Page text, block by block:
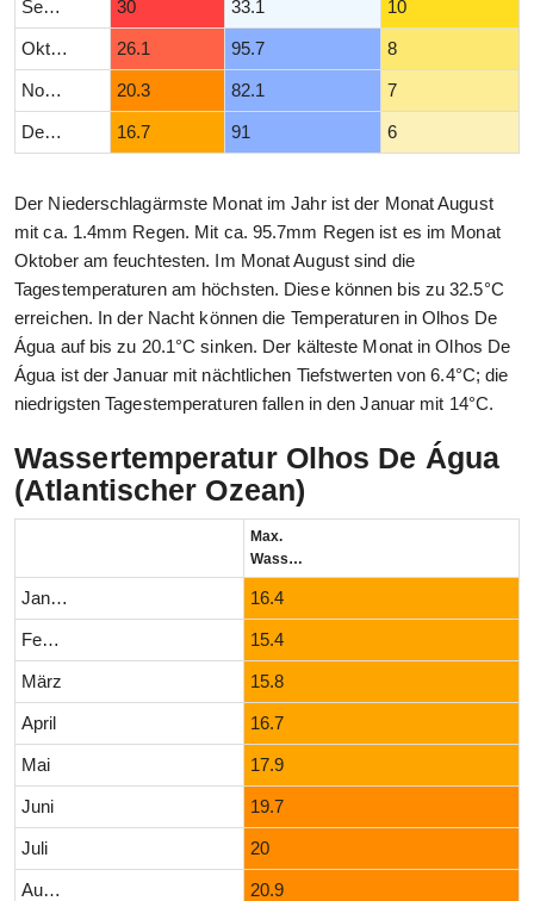
September 30 33.1 10
Oktober 26.1 95.7 8
November 20.3 82.1 7
Dezember 16.7 91 6
Der Niederschlagärmste Monat im Jahr ist der Monat August
mit ca. 1.4mm Regen. Mit ca. 95.7mm Regen ist es im Monat
Oktober am feuchtesten. Im Monat August sind die
Tagestemperaturen am höchsten. Diese können bis zu 32.5°C
erreichen. In der Nacht können die Temperaturen in Olhos De
Água auf bis zu 20.1°C sinken. Der kälteste Monat in Olhos De
Água ist der Januar mit nächtlichen Tiefstwerten von 6.4°C; die
niedrigsten Tagestemperaturen fallen in den Januar mit 14°C.
Wassertemperatur Olhos De Água
(Atlantischer Ozean)
Max.
Wassertemperatur (°C)
Januar 16.4
Februar 15.4
März 15.8
April 16.7
Mai 17.9
Juni 19.7
Juli 20
August 20.9